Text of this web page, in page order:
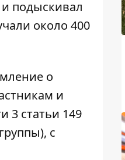
подыскивал
около 400
о
и
3 статьи 149
с